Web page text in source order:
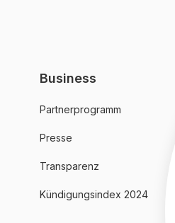
Business
Partnerprogramm
Presse
Transparenz
Kündigungsindex 2024